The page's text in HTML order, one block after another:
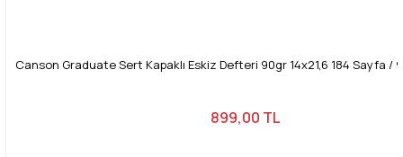
Canson Graduate Sert Kapaklı Eskiz Defteri 90gr 14x21,6 184 Sayfa /
899,00 TL